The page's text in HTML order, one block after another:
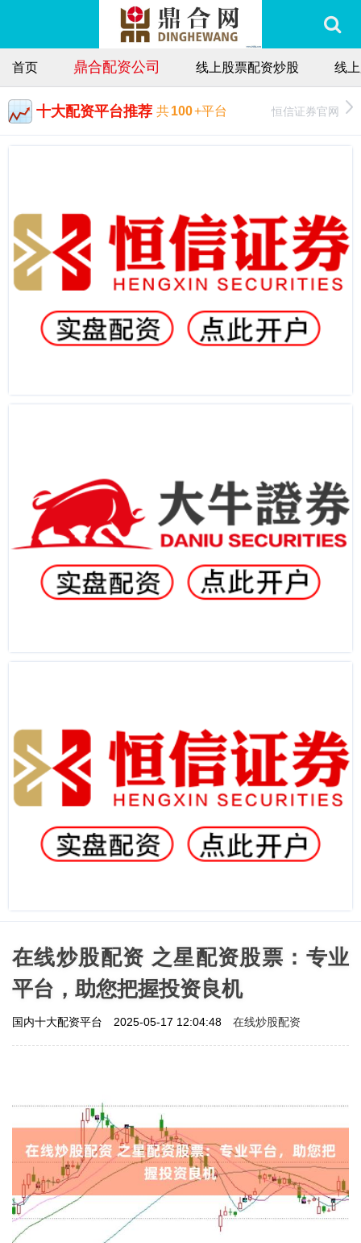
首页 鼎合配资公司 线上股票配资炒股 线
十大配资平台推荐 共100+平台 恒信证券官网
在线炒股配资 之星配资股票：专业
平台，助您把握投资良机
国内十大配资平台 2025-05-17 12:04:48 在线炒股配资